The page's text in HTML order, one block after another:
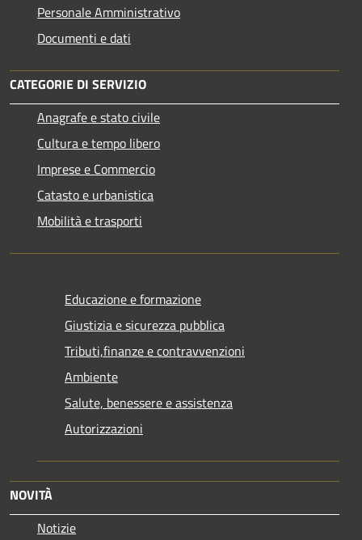
Personale Amministrativo
Documenti e dati
CATEGORIE DI SERVIZIO
Anagrafe e stato civile
Cultura e tempo libero
Imprese e Commercio
Catasto e urbanistica
Mobilità e trasporti
Educazione e formazione
Giustizia e sicurezza pubblica
Tributi,finanze e contravvenzioni
Ambiente
Salute, benessere e assistenza
Autorizzazioni
NOVITÀ
Notizie